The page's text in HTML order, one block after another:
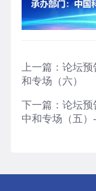
上一篇： 论坛预
和专场（六）
下一篇： 论坛预
中和专场（五